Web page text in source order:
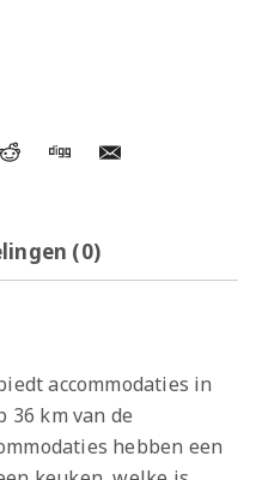
(0)
accommodaties in
36 km van de
hebben een